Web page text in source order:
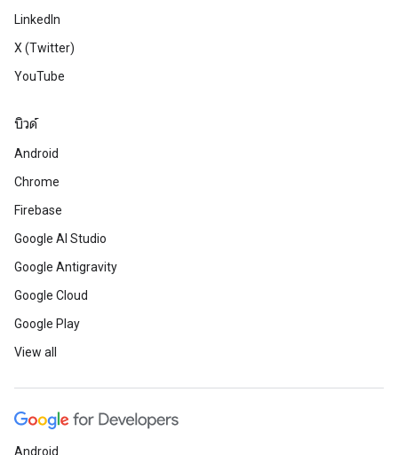
LinkedIn
X (Twitter)
YouTube
บิวด์
Android
Chrome
Firebase
Google AI Studio
Google Antigravity
Google Cloud
Google Play
View all
Android